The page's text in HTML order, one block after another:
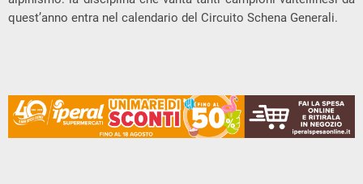
quest’anno entra nel calendario del Circuito Schena Generali.